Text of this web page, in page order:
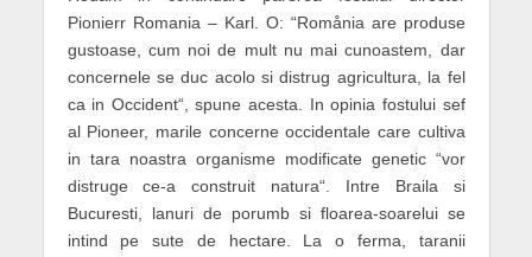
Pionierr Romania – Karl. O: “Romånia are produse
gustoase, cum noi de mult nu mai cunoastem, dar
concernele se duc acolo si distrug agricultura, la fel
ca in Occident“, spune acesta. In opinia fostului sef
al Pioneer, marile concerne occidentale care cultiva
in tara noastra organisme modificate genetic “vor
distruge ce-a construit natura“. Intre Braila si
Bucuresti, lanuri de porumb si floarea-soarelui se
intind pe sute de hectare. La o ferma, taranii